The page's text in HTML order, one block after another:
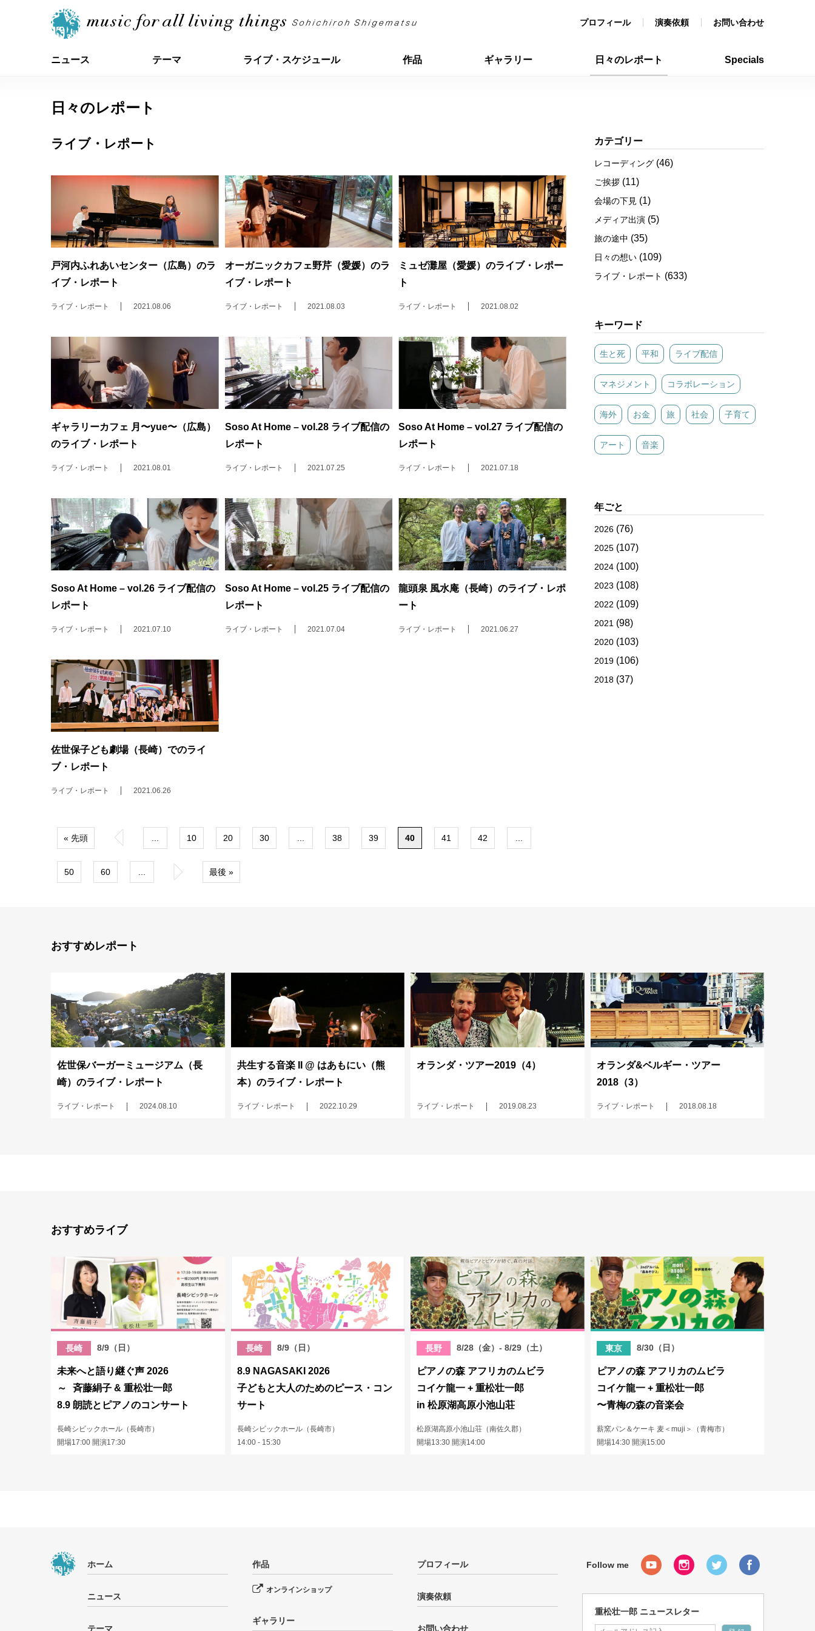
プロフィール 演奏依頼 お問い合わせ
ニュース テーマ ライブ・スケジュール 作品 ギャラリー 日々のレポート Specials
日々のレポート
ライブ・レポート
戸河内ふれあいセンター（広島）のラ
イブ・レポート
ライブ・レポート 2021.08.06
オーガニックカフェ野芹（愛媛）のラ
イブ・レポート
ライブ・レポート 2021.08.03
ミュゼ灘屋（愛媛）のライブ・レポー
ト
ライブ・レポート 2021.08.02
ギャラリーカフェ 月〜yue〜（広島）
のライブ・レポート
ライブ・レポート 2021.08.01
Soso At Home – vol.28 ライブ配信の
レポート
ライブ・レポート 2021.07.25
Soso At Home – vol.27 ライブ配信の
レポート
ライブ・レポート 2021.07.18
Soso At Home – vol.26 ライブ配信の
レポート
ライブ・レポート 2021.07.10
Soso At Home – vol.25 ライブ配信の
レポート
ライブ・レポート 2021.07.04
龍頭泉 風水庵（長崎）のライブ・レポ
ート
ライブ・レポート 2021.06.27
佐世保子ども劇場（長崎）でのライ
ブ・レポート
ライブ・レポート 2021.06.26
« 先頭 « 10 20 30 38 39 40 41 42
50 60 » 最後 »
おすすめレポート
佐世保バーガーミュージアム（長
崎）のライブ・レポート
ライブ・レポート 2024.08.10
共生する音楽 II @ はあもにい（熊
本）のライブ・レポート
ライブ・レポート 2022.10.29
オランダ・ツアー2019（4）
ライブ・レポート 2019.08.23
オランダ&ベルギー・ツアー
2018（3）
ライブ・レポート 2018.08.18
おすすめライブ
長崎 8/9（日）
未来へと語り継ぐ声 2026
～ 斉藤絹子 & 重松壮一郎
8.9 朗読とピアノのコンサート
長崎シビックホール（長崎市）
開場17:00 開演17:30
長崎 8/9（日）
8.9 NAGASAKI 2026
子どもと大人のためのピース・コン
サート
長崎シビックホール（長崎市）
14:00 - 15:30
長野 8/28（金）- 8/29（土）
ピアノの森 アフリカのムビラ
コイケ龍一 + 重松壮一郎
in 松原湖高原小池山荘
松原湖高原小池山荘（南佐久郡）
開場13:30 開演14:00
東京 8/30（日）
ピアノの森 アフリカのムビラ
コイケ龍一 + 重松壮一郎
〜青梅の森の音楽会
薪窯パン＆ケーキ 麦＜muji＞（青梅市）
開場14:30 開演15:00
カテゴリー
レコーディング (46)
ご挨拶 (11)
会場の下見 (1)
メディア出演 (5)
旅の途中 (35)
日々の想い (109)
ライブ・レポート (633)
キーワード
生と死 平和 ライブ配信
マネジメント コラボレーション
海外 お金 旅 社会 子育て
アート 音楽
年ごと
2026 (76)
2025 (107)
2024 (100)
2023 (108)
2022 (109)
2021 (98)
2020 (103)
2019 (106)
2018 (37)
ホーム
ニュース
テーマ
作品
オンラインショップ
ギャラリー
プロフィール
演奏依頼
お問い合わせ
重松壮一郎 ニュースレター